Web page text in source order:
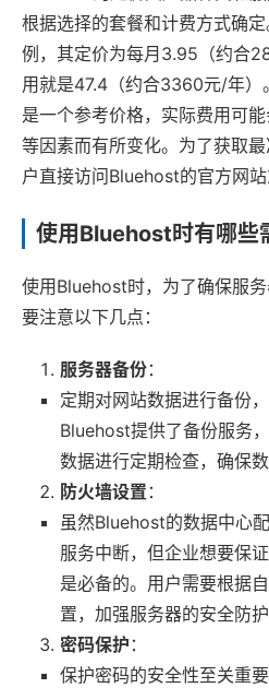
根据选择的套餐和计费方式确
例，其定价为每月3.95（约合
用就是47.4（约合3360元/年）
是一个参考价格，实际费用可能
等因素而有所变化。为了获取
户直接访问Bluehost的官方网站
使用Bluehost时有哪些
使用Bluehost时，为了确保服
要注意以下几点：
服务器备份：
定期对网站数据进行备份
Bluehost提供了备份服务
数据进行定期检查，确保
防火墙设置 ：
虽然Bluehost的数据中心
服务中断，但企业想要保
是必备的。用户需要根据
置，加强服务器的安全防护
密码保护 ：
保护密码的安全性至关重